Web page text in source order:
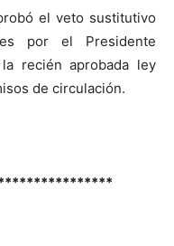
el veto sustitutivo
por el Presidente
recién aprobada ley
de circulación.